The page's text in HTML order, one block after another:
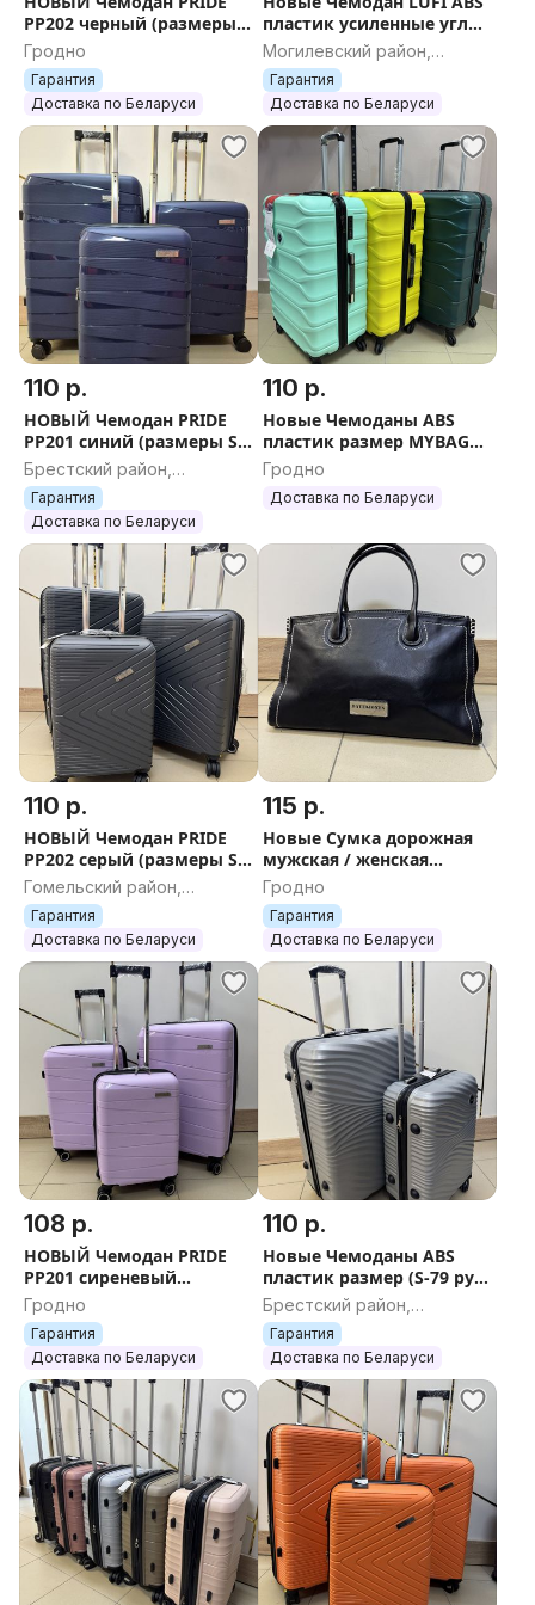
...............................................................................
Смотрите все объявления продавца! У нас много
интересных товаров
PP202 черный (размеры
S, M, L) + БЕСПЛАТНАЯ
ДОСТАВКА ПО БЕЛАРУСИ
Гродно
Гарантия
Доставка по Беларуси
пластик усиленные углы
+ БЕСПЛАТНАЯ ДОСТАВКА
Могилевский район,
Могилевская область
Гарантия
Доставка по Беларуси
110 р.
НОВЫЙ Чемодан PRIDE
PP201 синий (размеры S,
M, L) + БЕСПЛАТНАЯ
ДОСТАВКА ПО БЕЛАРУСИ
Брестский район,
Брестская область
Гарантия
Доставка по Беларуси
110 р.
Новые Чемоданы ABS
пластик размер MYBAG
(размер L) + Бесплатная
отправка по Беларуси
Гродно
Доставка по Беларуси
110 р.
НОВЫЙ Чемодан PRIDE
PP202 серый (размеры S,
M, L) + БЕСПЛАТНАЯ
ДОСТАВКА ПО БЕЛАРУСИ
Гомельский район,
Гомельская область
Гарантия
Доставка по Беларуси
115 р.
Новые Сумка дорожная
мужская / женская
искуственная кожа David
Jones+ БЕСПЛАТНАЯ
отправка европочтой
Гродно
Гарантия
Доставка по Беларуси
108 р.
НОВЫЙ Чемодан PRIDE
PP201 сиреневый
(размеры S, M, L) +
БЕСПЛАТНАЯ ДОСТАВКА
ПО БЕЛАРУСИ
Гродно
Гарантия
Доставка по Беларуси
110 р.
Новые Чемоданы ABS
пластик размер (S-79 руб,
L-110 руб) + БЕСПЛАТНАЯ
ОТПРАВКА
Брестский район,
Брестская область
Гарантия
Доставка по Беларуси